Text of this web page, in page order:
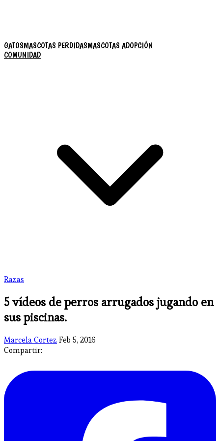
GATOSMASCOTAS PERDIDASMASCOTAS ADOPCIÓN
COMUNIDAD
Razas
5 vídeos de perros arrugados jugando en
sus piscinas.
Marcela CortezFeb 5, 2016
Compartir: